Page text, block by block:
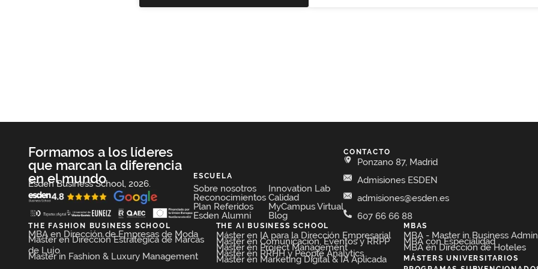
Formamos a los líderes
que marcan la diferencia
en el mundo
Esden Business School, 2026.
ESCUELA
Sobre nosotros
Innovation Lab
Reconocimientos Calidad
Plan Referidos
MyCampus Virtual
Esden Alumni
Blog
CONTACTO
Ponzano 87, Madrid
Admisiones ESDEN
admisiones@esden.es
607 66 66 88
THE FASHION BUSINESS SCHOOL​
MBA en Dirección de Empresas de Moda​
Máster en Dirección Estratégica de Marcas
de Lujo
Master in Fashion & Luxury Management
THE AI BUSINESS SCHOOL
Máster en IA para la Dirección Empresarial​
Máster en Comunicación, Eventos y RRPP​
Máster en Project Management​
Máster en RRHH y People Analytics​
Máster en Marketing Digital & IA Aplicada​
MBAS
MBA - Master in Business
MBA con Especialidad
MBA en Dirección de Hoteles​
MÁSTERS UNIVERSITARIOS